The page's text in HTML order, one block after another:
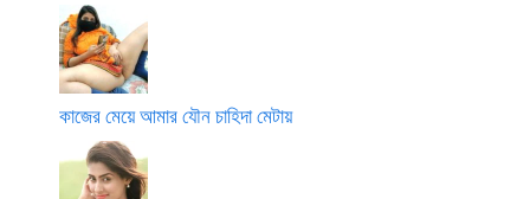
কাজের মেয়ে আমার যৌন চাহিদা মেটায়